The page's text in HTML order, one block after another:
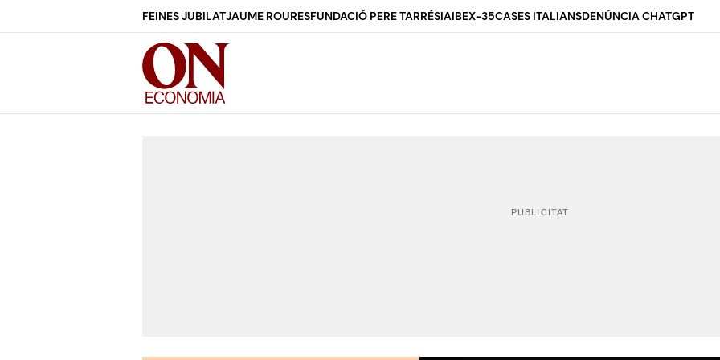
FEINES JUBILATJAUME ROURESFUNDACIÓ PERE TARRÉSIAIBEX-35CASES ITALIANSDENÚNCIA CHATGPT